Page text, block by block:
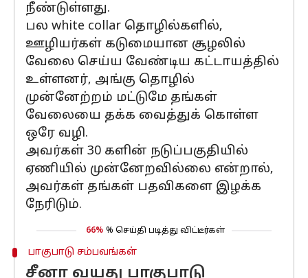
நீண்டுள்ளது.
பல white collar தொழில்களில்,
ஊழியர்கள் கடுமையான சூழலில்
வேலை செய்ய வேண்டிய கட்டாயத்தில்
உள்ளனர், அங்கு தொழில்
முன்னேற்றம் மட்டுமே தங்கள்
வேலையை தக்க வைத்துக் கொள்ள
ஒரே வழி.
அவர்கள் 30 களின் நடுப்பகுதியில்
ஏணியில் முன்னேறவில்லை என்றால்,
அவர்கள் தங்கள் பதவிகளை இழக்க
நேரிடும்.
66% % செய்தி படித்து விட்டீர்கள்
பாகுபாடு சம்பவங்கள்
சீனா வயது பாகுபாடு